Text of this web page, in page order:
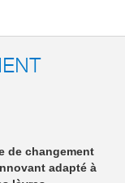
de changement
adapté à